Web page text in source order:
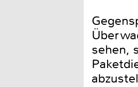
sehen,